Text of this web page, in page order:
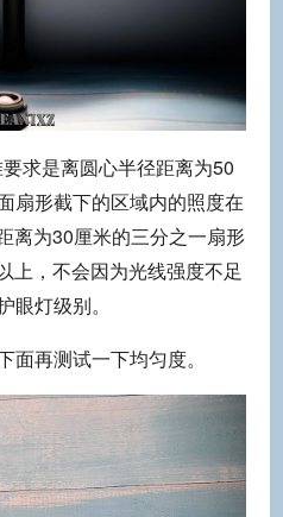
求是离圆心半径距离为50
扇形截下的区域内的照度在
离为30厘米的三分之一扇形
上，不会因为光线强度不足
灯级别。
再测试一下均匀度。